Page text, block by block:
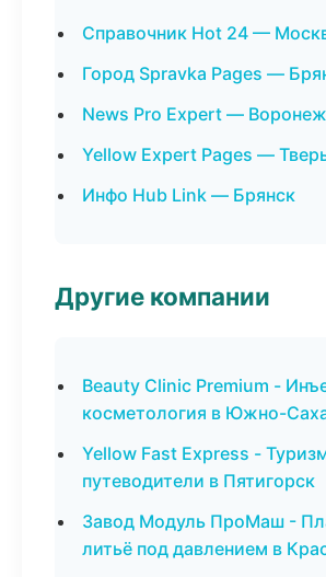
Справочник Hot 24 —
Город Spravka Pages —
News Pro Expert — Воронеж
Yellow Expert Pages —
Инфо Hub Link — Брянск
Другие компании
Beauty Clinic Premium -
косметология в Южно-
Yellow Fast Express -
путеводители в Пятигорск
Завод Модуль ПроМаш -
литьё под давлением в